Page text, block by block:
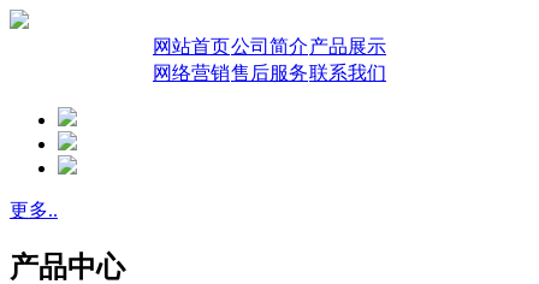
网站首页公司简介产品展示
网络营销售后服务联系我们
更多..
产品中心